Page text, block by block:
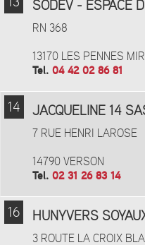
13 SODEV - ESPACE
RN 368
13170 LES PENNES
Tel. 04 42 02 86 81
14 JACQUELINE 14
7 RUE HENRI LAROSE
14790 VERSON
Tel. 02 31 26 83 14
16 HUNYVERS
3 ROUTE LA CROIX